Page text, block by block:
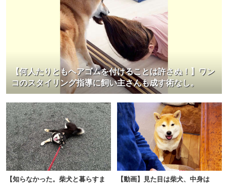
【何人たりともヘアゴムを付けることは許さぬ！】ワン
コのスタイリング指導に飼い主さんも成す術なし。
【知らなかった。柴犬と暮らすま
【動画】見た目は柴犬、中身は